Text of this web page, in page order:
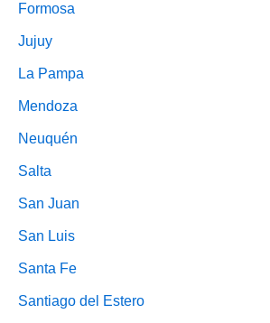
Formosa
Jujuy
La Pampa
Mendoza
Neuquén
Salta
San Juan
San Luis
Santa Fe
Santiago del Estero